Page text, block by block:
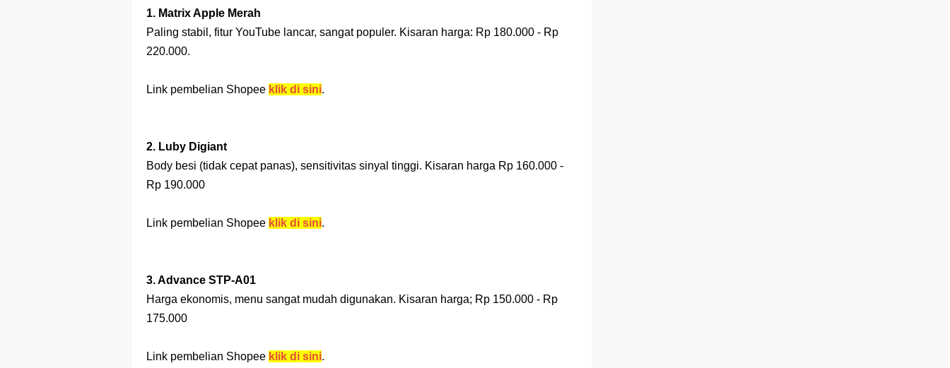
1. Matrix Apple Merah
Paling stabil, fitur YouTube lancar, sangat populer. Kisaran harga: Rp 180.000 - Rp
220.000.
Link pembelian Shopee klik di sini.
2. Luby Digiant
Body besi (tidak cepat panas), sensitivitas sinyal tinggi. Kisaran harga Rp 160.000 -
Rp 190.000
Link pembelian Shopee klik di sini.
3. Advance STP-A01
Harga ekonomis, menu sangat mudah digunakan. Kisaran harga; Rp 150.000 - Rp
175.000
Link pembelian Shopee klik di sini.